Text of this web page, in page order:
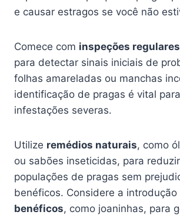
e causar estragos se você não
Comece com inspeções
para detectar sinais iniciais de
folhas amareladas ou manchas
identificação de pragas é vital
infestações severas.
Utilize remédios naturais, como
ou sabões inseticidas, para
populações de pragas sem
benéficos. Considere a introdução
benéficos, como joaninhas, para